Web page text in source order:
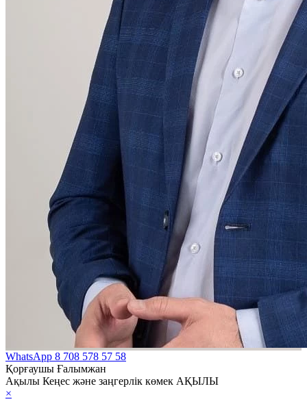
WhatsApp 8 708 578 57 58
Қорғаушы Ғалымжан
Ақылы Кеңес және заңгерлік көмек АҚЫЛЫ
×